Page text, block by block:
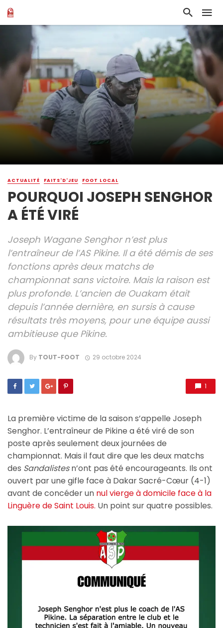
ACTUALITÉ FAITS'D'JEU FOOT LOCAL
POURQUOI JOSEPH SENGHOR
A ÉTÉ VIRÉ
Joseph Wagane Senghor n’est plus
l’entraîneur de l’AS Pikine. Il a été démis de ses
fonctions après deux matchs de
championnat sans victoire. Mais la raison est
plus profonde. L’ancien de Ouakam était
depuis l’année dernière, en sursis à cause
résultats très moyens, pour une équipe aussi
ambitieuse que Pikine.
By TOUT-FOOT 29 octobre 2024
1
La première victime de la saison s’appelle Joseph
Senghor. L’entraîneur de Pikine a été viré de son
poste après seulement deux journées de
championnat. Mais il faut dire que les deux matchs
des Sandalistesn’ont pas été encourageants. Ils ont
ouvert par une gifle face à Dakar Sacré-Cœur (4-1)
avant de concéder un nul vierge à domicile face à la
Linguère de Saint Louis. Un point sur quatre possibles.